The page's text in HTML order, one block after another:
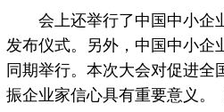
会上还举行了中国中小企
发布仪式。另外，中国中小企
同期举行。本次大会对促进全
振企业家信心具有重要意义。